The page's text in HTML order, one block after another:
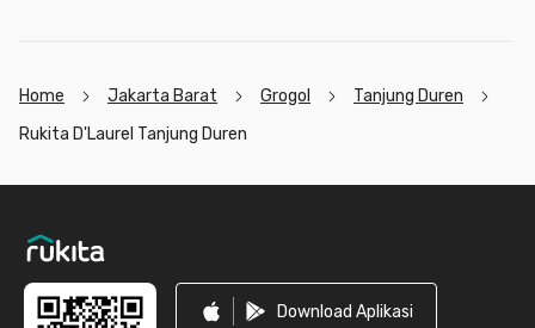
Home Jakarta Barat Grogol
Tanjung Duren
Rukita D'Laurel Tanjung Duren
Download Aplikasi